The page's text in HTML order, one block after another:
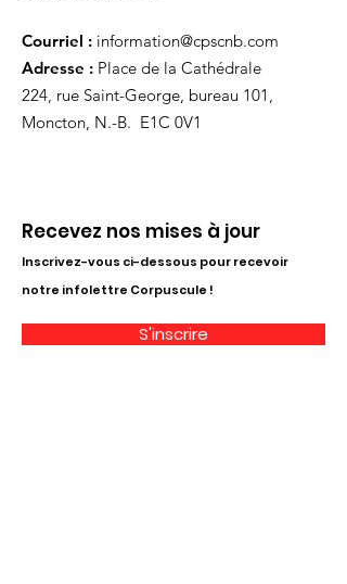
Courriel : information@cpscnb.com
Adresse : Place de la Cathédrale
224, rue Saint-George, bureau 101,
Moncton, N.-B. E1C 0V1
Recevez nos mises à jour
Inscrivez-vous ci-dessous pour recevoir
notre infolettre Corpuscule !
S'inscrire